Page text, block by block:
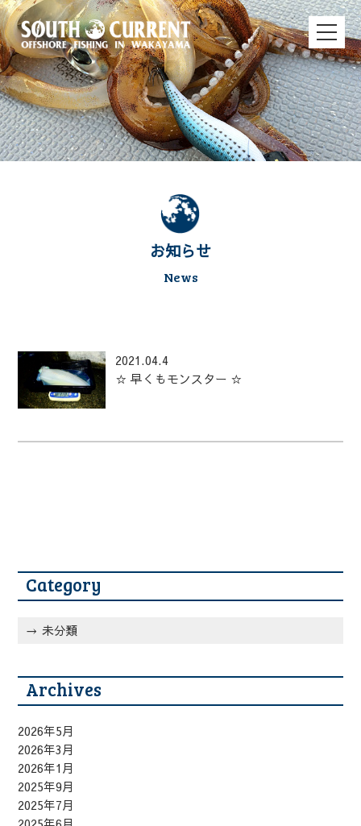
お知らせ
News
2021.04.4
☆ 早くもモンスター ☆
Category
未分類
Archives
2026年5月
2026年3月
2026年1月
2025年9月
2025年7月